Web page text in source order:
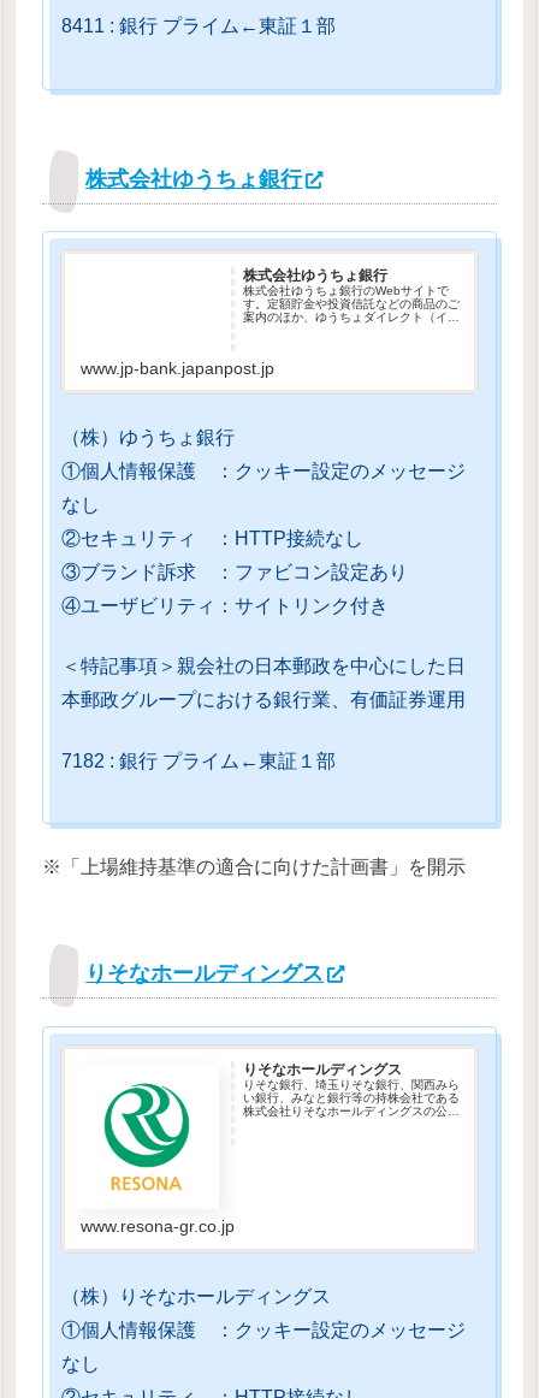
8411 : 銀行 プライム←東証１部
株式会社ゆうちょ銀行
株式会社ゆうちょ銀行
株式会社ゆうちょ銀行のWebサイトで
す。定額貯金や投資信託などの商品のご
案内のほか、ゆうちょダイレクト（イン
www.jp-bank.japanpost.jp
（株）ゆうちょ銀行
①個人情報保護 ：クッキー設定のメッセージ
なし
②セキュリティ ：HTTP接続なし
③ブランド訴求 ：ファビコン設定あり
④ユーザビリティ：サイトリンク付き
＜特記事項＞親会社の日本郵政を中心にした日
本郵政グループにおける銀行業、有価証券運用
7182 : 銀行 プライム←東証１部
※「上場維持基準の適合に向けた計画書」を開示
りそなホールディングス
りそなホールディングス
りそな銀行、埼玉りそな銀行、関西みら
い銀行、みなと銀行等の持株会社である
株式会社りそなホールディングスの公式
www.resona-gr.co.jp
（株）りそなホールディングス
①個人情報保護 ：クッキー設定のメッセージ
なし